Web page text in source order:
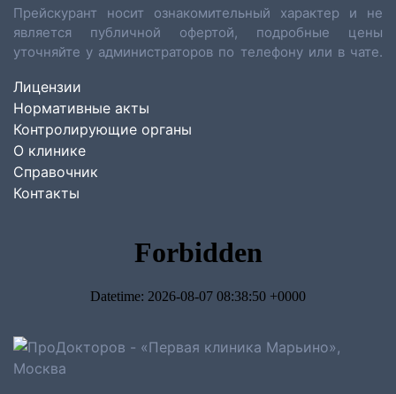
Прейскурант носит ознакомительный характер и не
является публичной офертой, подробные цены
уточняйте у администраторов по телефону или в чате.
Лицензии
Нормативные акты
Контролирующие органы
О клинике
Справочник
Контакты